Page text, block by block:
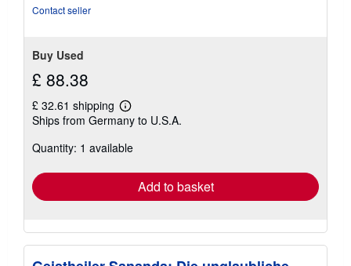
Contact seller
Buy Used
£ 88.38
£ 32.61 shipping
Learn
more
shipping
Ships from Germany to U.S.A.
Quantity: 1 available
Add to basket